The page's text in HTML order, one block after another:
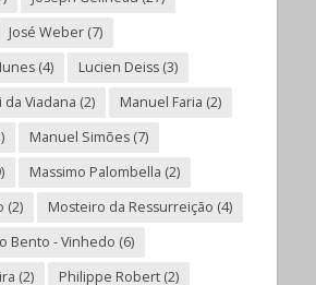
José Weber(7)
(4) Lucien Deiss(3)
da Viadana (2) Manuel Faria (2)
Manuel Simões(7)
Massimo Palombella (2)
(2) Mosteiro da Ressurreição (4)
Bento - Vinhedo (6)
(2) Philippe Robert(2)